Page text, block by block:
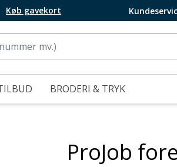
Køb gavekort
BRODERI & TRYK
ProJob